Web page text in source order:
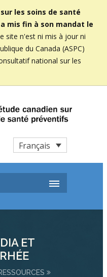
les soins de santé
mis fin à son mandat le
site n'est ni mis à jour ni
du Canada (ASPC)
national sur les
Français
ET